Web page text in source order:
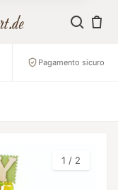
Pagamento sicuro
1 / 2